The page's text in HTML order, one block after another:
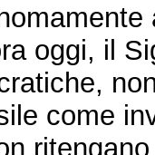
oggi, il
come